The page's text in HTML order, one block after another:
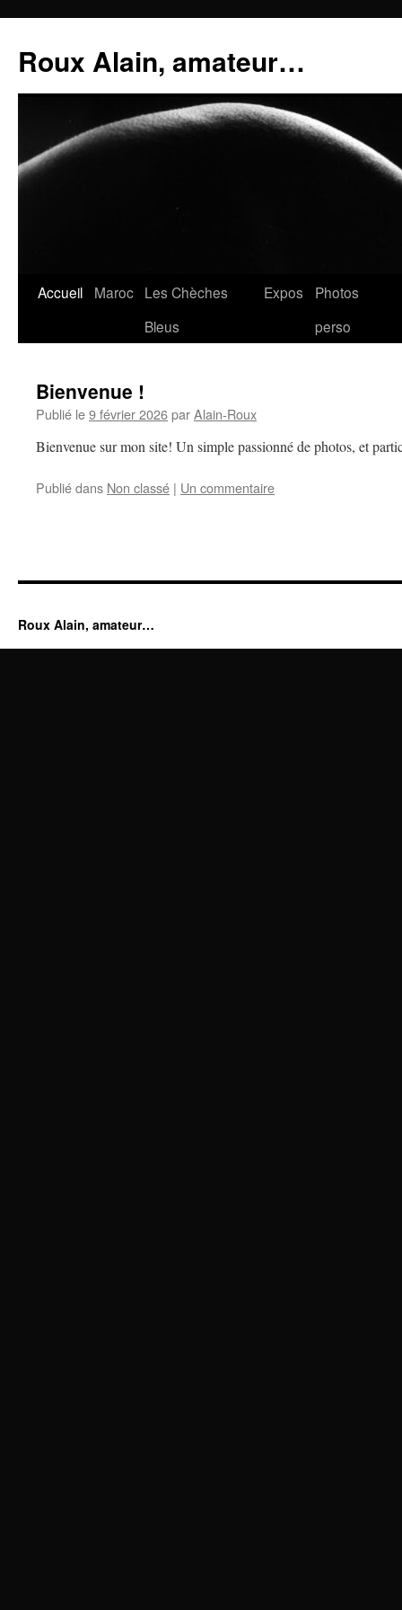
contenu
Roux Alain, amateur…
Accueil Maroc Les Chèches
Bleus
Expos
Photos
perso
Bienvenue !
Publié le9 février 2026parAlain-Roux
Bienvenue sur mon site! Un simple passionné de photos, et
Publié dans Non classé | Un commentaire
Roux Alain, amateur…